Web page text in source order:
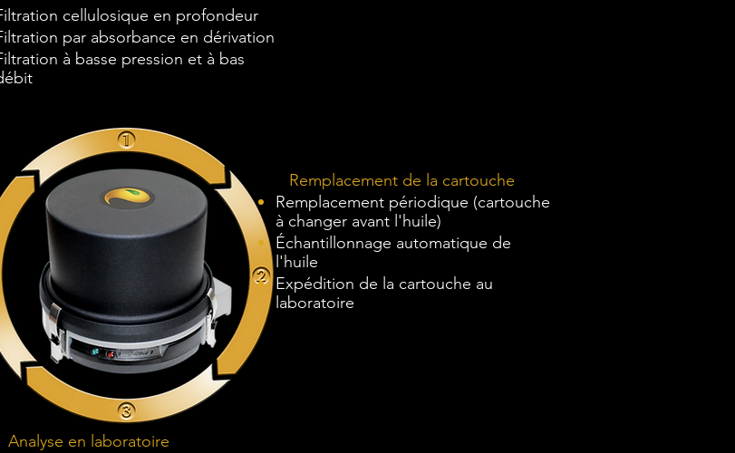
cellulosique en profondeur
par absorbance en dérivation
à basse pression et à bas
Remplacement de la cartouche
Remplacement périodique (cartouche
à changer avant l'huile)
Échantillonnage automatique de
l'huile
Expédition de la cartouche au
laboratoire
Analyse en laboratoire